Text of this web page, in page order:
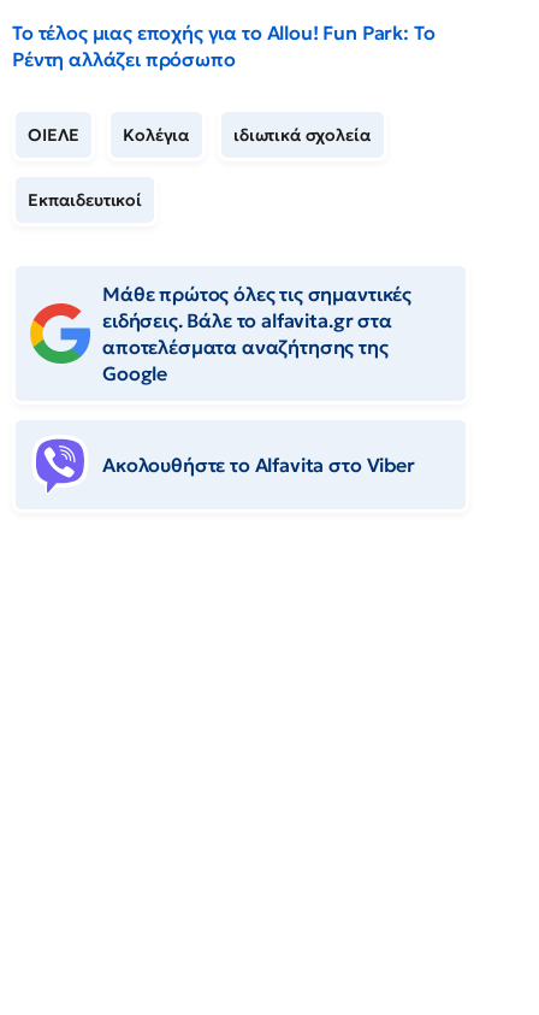
Το τέλος μιας εποχής για το Allou! Fun Park: Το
Ρέντη αλλάζει πρόσωπο
ΟΙΕΛΕ Κολέγια ιδιωτικά σχολεία
Εκπαιδευτικοί
Μάθε πρώτος όλες τις σημαντικές
ειδήσεις. Βάλε το alfavita.gr στα
αποτελέσματα αναζήτησης της
Google
Ακολουθήστε το Αlfavita στο Viber